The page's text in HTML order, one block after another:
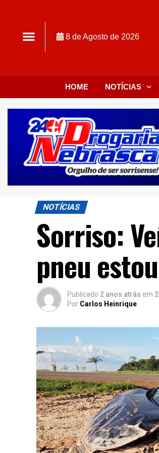
8 de Agosto de 2026
HOME NOTÍCIAS
NOTÍCIAS
Sorriso:
pneu
Publicado 2 anos atrás em
Por Carlos Heinrique